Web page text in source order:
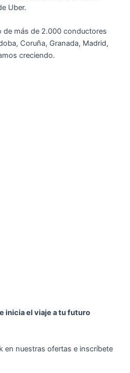
Uber.
de más de 2.000 conductores
Coruña, Granada, Madrid,
creciendo.
inicia el viaje a tu futuro
en nuestras ofertas e inscríbete